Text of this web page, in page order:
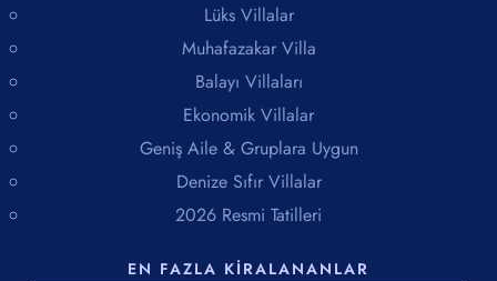
Lüks Villalar
Muhafazakar Villa
Balayı Villaları
Ekonomik Villalar
Geniş Aile & Gruplara Uygun
Denize Sıfır Villalar
2026 Resmi Tatilleri
EN FAZLA KIRALANANLAR